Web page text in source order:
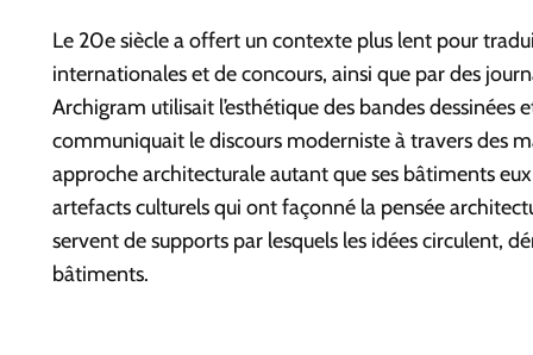
Le 20e siècle a offert un contexte plus lent pour
internationales et de concours, ainsi que par des
Archigram utilisait l’esthétique des bandes
communiquait le discours moderniste à travers des
approche architecturale autant que ses bâtiments
artefacts culturels qui ont façonné la pensée
servent de supports par lesquels les idées circulent,
bâtiments.